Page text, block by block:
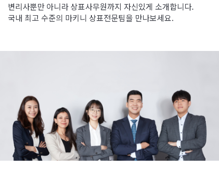
변리사뿐만 아니라 상표사무원까지 자신있게 소개합니다.
국내 최고 수준의 마키니 상표전문팀을 만나보세요.